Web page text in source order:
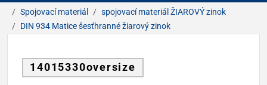
Spojovací materiál
spojovací materiál ŽIAROVÝ zinok
DIN 934 Matice šesťhranné žiarový zinok
14015330oversize